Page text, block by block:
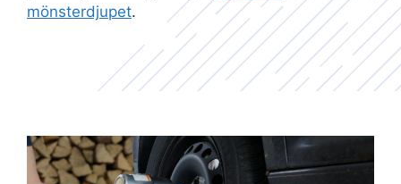
mönsterdjupet.